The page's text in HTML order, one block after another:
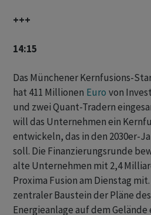
+++
14:15
Das Münchener Kernfusions-
hat 411 Millionen Euro von
und zwei Quant-Tradern
will das Unternehmen ein
entwickeln, das in den 2030er-
soll. Die Finanzierungsrunde
alte Unternehmen mit 2,4
Proxima Fusion am Dienstag
zentraler Baustein der Pläne
Energieanlage auf dem